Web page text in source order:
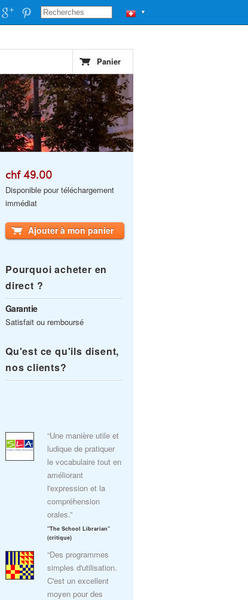
▼
Panier
chf 49.00
Disponible pour téléchargement
immédiat
Ajouter à mon panier
Pourquoi acheter en
direct ?
Garantie
Satisfait ou remboursé
Qu'est ce qu'ils disent,
nos clients?
“Une manière utile et
ludique de pratiquer
le vocabulaire tout en
améliorant
l'expression et la
compréhension
orales.”
"The School Librarian"
(critique)
“Des programmes
simples d'utilisation.
C'est un excellent
moyen pour des